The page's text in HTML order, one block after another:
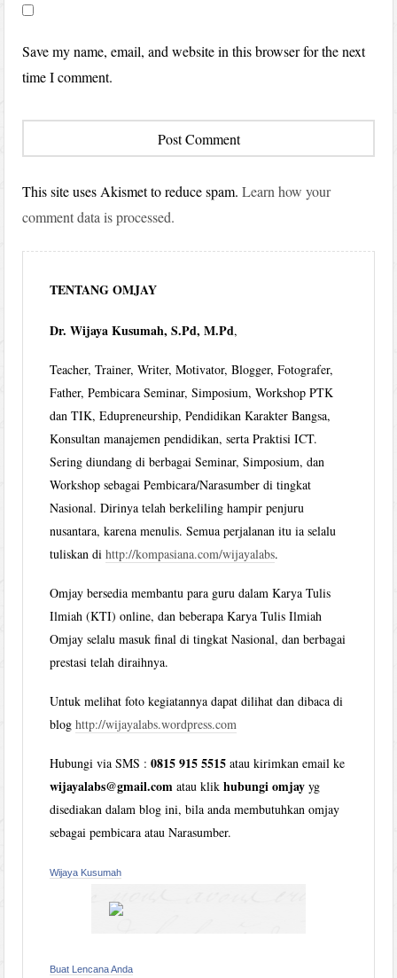
Save my name, email, and website in this browser for the next
time I comment.
This site uses Akismet to reduce spam.Learn how your
comment data is processed.
TENTANG OMJAY
Dr. Wijaya Kusumah, S.Pd, M.Pd,
Teacher, Trainer, Writer, Motivator, Blogger, Fotografer,
Father, Pembicara Seminar, Simposium, Workshop PTK
dan TIK, Edupreneurship, Pendidikan Karakter Bangsa,
Konsultan manajemen pendidikan, serta Praktisi ICT.
Sering diundang di berbagai Seminar, Simposium, dan
Workshop sebagai Pembicara/Narasumber di tingkat
Nasional. Dirinya telah berkeliling hampir penjuru
nusantara, karena menulis. Semua perjalanan itu ia selalu
tuliskan dihttp://kompasiana.com/wijayalabs.
Omjay bersedia membantu para guru dalam Karya Tulis
Ilmiah (KTI) online, dan beberapa Karya Tulis Ilmiah
Omjay selalu masuk final di tingkat Nasional, dan berbagai
prestasi telah diraihnya.
Untuk melihat foto kegiatannya dapat dilihat dan dibaca di
bloghttp://wijayalabs.wordpress.com
Hubungi via SMS :0815 915 5515 atau kirimkan email ke
wijayalabs@gmail.com atau klikhubungi omjay yg
disediakan dalam blog ini, bila anda membutuhkan omjay
sebagai pembicara atau Narasumber.
Wijaya Kusumah
Buat Lencana Anda